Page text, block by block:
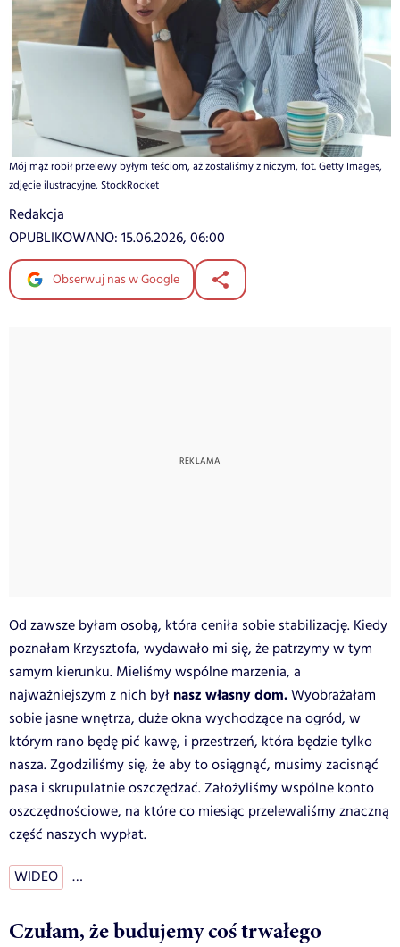
Mój mąż robił przelewy byłym teściom, aż zostaliśmy z niczym, fot. Getty Images,
zdjęcie ilustracyjne, StockRocket
Redakcja
OPUBLIKOWANO: 15.06.2026, 06:00
Obserwuj nas w Google
Od zawsze byłam osobą, która ceniła sobie stabilizację. Kiedy
poznałam Krzysztofa, wydawało mi się, że patrzymy w tym
samym kierunku. Mieliśmy wspólne marzenia, a
najważniejszym z nich był nasz własny dom.Wyobrażałam
sobie jasne wnętrza, duże okna wychodzące na ogród, w
którym rano będę pić kawę, i przestrzeń, która będzie tylko
nasza. Zgodziliśmy się, że aby to osiągnąć, musimy zacisnąć
pasa i skrupulatnie oszczędzać. Założyliśmy wspólne konto
oszczędnościowe, na które co miesiąc przelewaliśmy znaczną
część naszych wypłat.
WIDEO …
Czułam, że budujemy coś trwałego